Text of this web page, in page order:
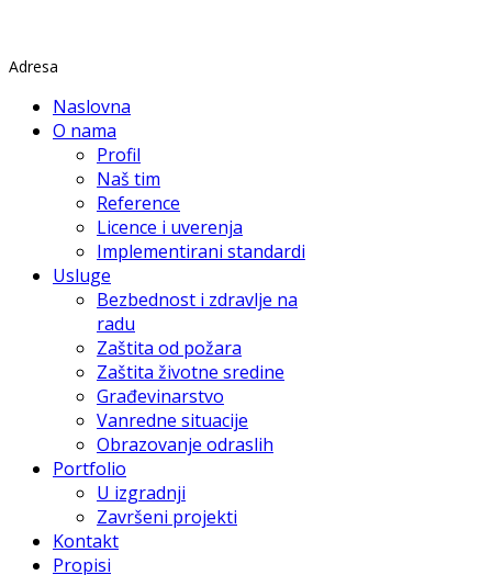
Adresa
Naslovna
O nama
Profil
Naš tim
Reference
Licence i uverenja
Implementirani standardi
Usluge
Bezbednost i zdravlje na
radu
Zaštita od požara
Zaštita životne sredine
Građevinarstvo
Vanredne situacije
Obrazovanje odraslih
Portfolio
U izgradnji
Završeni projekti
Kontakt
Propisi